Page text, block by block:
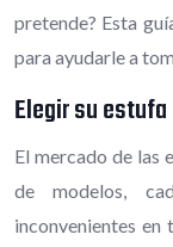
pretende? Esta
para ayudarle a
Elegir su
El mercado de las
de modelos,
inconvenientes en